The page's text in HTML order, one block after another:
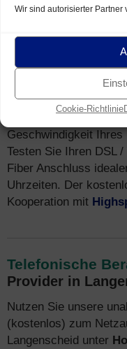
Wir sind autorisierter Partner
Cookie-Richtlinie
Speedtestfür
Langenscheid
Sie wohnen in
Internet Anschluss
können Sie kostenfrei
Geschwindigkeit
Testen Sie Ihren DSL
Fiber Anschluss
Uhrzeiten. Der
Kooperation mit
Telefonische
Provider in
Nutzen Sie unsere
(kostenlos) zum
Langenscheid unter